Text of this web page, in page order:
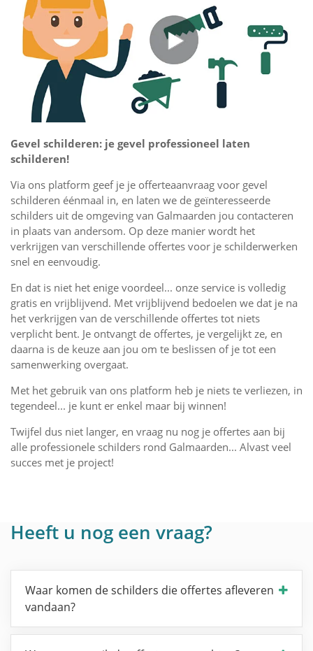
Gevel schilderen: je gevel professioneel laten
schilderen!
Via ons platform geef je je offerteaanvraag voor gevel
schilderen éénmaal in, en laten we de geïnteresseerde
schilders uit de omgeving van Galmaarden jou contacteren
in plaats van andersom. Op deze manier wordt het
verkrijgen van verschillende offertes voor je schilderwerken
snel en eenvoudig.
En dat is niet het enige voordeel... onze service is volledig
gratis en vrijblijvend. Met vrijblijvend bedoelen we dat je na
het verkrijgen van de verschillende offertes tot niets
verplicht bent. Je ontvangt de offertes, je vergelijkt ze, en
daarna is de keuze aan jou om te beslissen of je tot een
samenwerking overgaat.
Met het gebruik van ons platform heb je niets te verliezen, in
tegendeel... je kunt er enkel maar bij winnen!
Twijfel dus niet langer, en vraag nu nog je offertes aan bij
alle professionele schilders rond Galmaarden... Alvast veel
succes met je project!
Heeft u nog een vraag?
Waar komen de schilders die offertes afleveren
vandaan?